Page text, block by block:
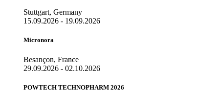
Stuttgart, Germany
15.09.2026 - 19.09.2026
Micronora
Besançon, France
29.09.2026 - 02.10.2026
POWTECH TECHNOPHARM 2026